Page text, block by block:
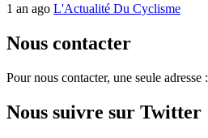
1 an ago L'Actualité Du Cyclisme
Nous contacter
Pour nous contacter, une seule adresse :
Nous suivre sur Twitter